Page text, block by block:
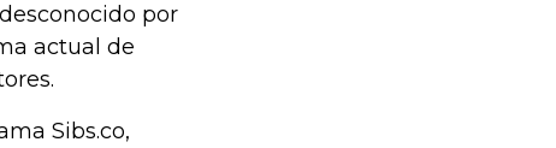
por
actual de
Sibs.co,